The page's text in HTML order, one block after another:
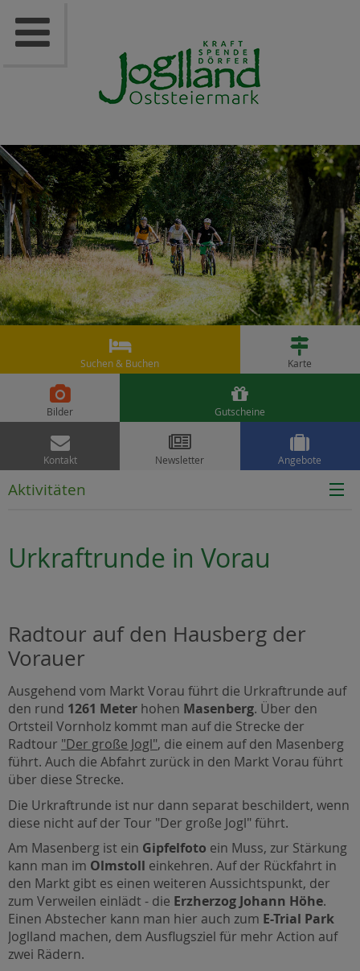

Suchen & Buchen

Karte

Bilder

Gutscheine

Kontakt

Newsletter

Angebote
Aktivitäten
Urkraftrunde in Vorau
Radtour auf den Hausberg der
Vorauer
Ausgehend vom Markt Vorau führt die Urkraftrunde auf
den rund 1261 Meter hohen Masenberg. Über den
Ortsteil Vornholz kommt man auf die Strecke der
Radtour "Der große Jogl", die einem auf den Masenberg
führt. Auch die Abfahrt zurück in den Markt Vorau führt
über diese Strecke.
Die Urkraftrunde ist nur dann separat beschildert, wenn
diese nicht auf der Tour "Der große Jogl" führt.
Am Masenberg ist ein Gipfelfoto ein Muss, zur Stärkung
kann man im Olmstoll einkehren. Auf der Rückfahrt in
den Markt gibt es einen weiteren Aussichtspunkt, der
zum Verweilen einlädt - die Erzherzog Johann Höhe.
Einen Abstecher kann man hier auch zum E-Trial Park
Joglland machen, dem Ausflugsziel für mehr Action auf
zwei Rädern.
